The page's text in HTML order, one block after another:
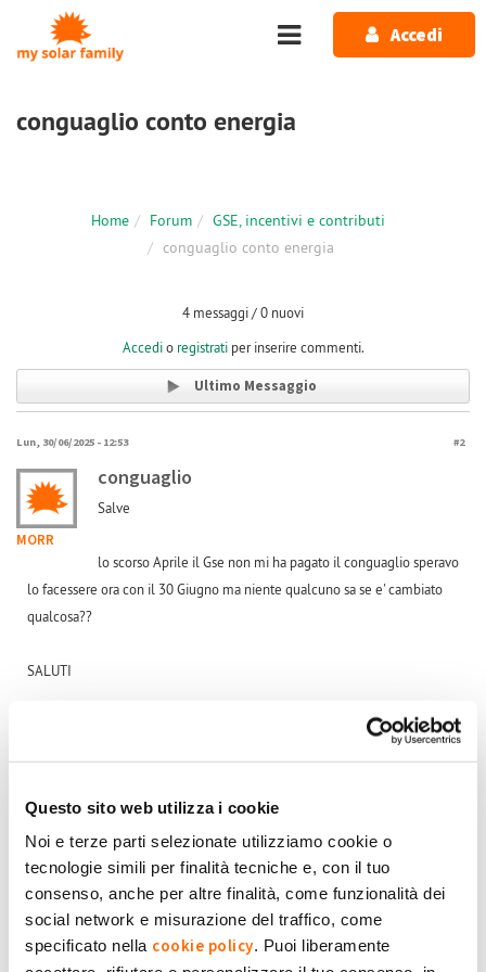
Questo sito web utilizza i cookie
Noi e terze parti selezionate utilizziamo cookie o
tecnologie simili per finalità tecniche e, con il tuo
consenso, anche per altre finalità, come funzionalità dei
social network e misurazione del traffico, come
specificato nella cookie policy. Puoi liberamente
Salta al contenuto principale
Accedi
conguaglio conto energia
Home Forum
GSE, incentivi e contributi
conguaglio conto energia
4 messaggi / 0 nuovi
Accedio registratiper inserire commenti.
Ultimo Messaggio
Lun, 30/06/2025 - 12:53 #2
MORR
conguaglio
Salve
lo scorso Aprile il Gse non mi ha pagato il conguaglio speravo
lo facessere ora con il 30 Giugno ma niente qualcuno sa se e' cambiato
qualcosa??
SALUTI
+1
0 -1
Torna Su Accedioregistrati
Conguaglio
Lo trovi mese per mese se associ le tue credenziali GSE